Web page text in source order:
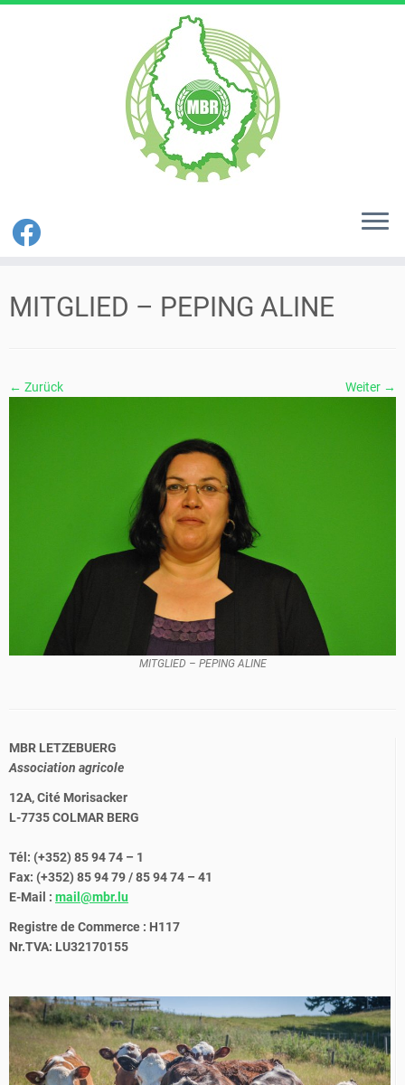
Inhalt
springen
MITGLIED – PEPING ALINE
← Zurück Weiter →
MITGLIED – PEPING ALINE
MBR LETZEBUERG
Association agricole
12A, Cité Morisacker
L-7735 COLMAR BERG
Tél: (+352) 85 94 74 – 1
Fax: (+352) 85 94 79 / 85 94 74 – 41
E-Mail : mail@mbr.lu
Registre de Commerce : H117
Nr.TVA: LU32170155